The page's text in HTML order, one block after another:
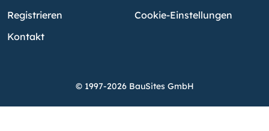
Registrieren
Kontakt
Cookie-Einstellungen
© 1997-2026 BauSites GmbH